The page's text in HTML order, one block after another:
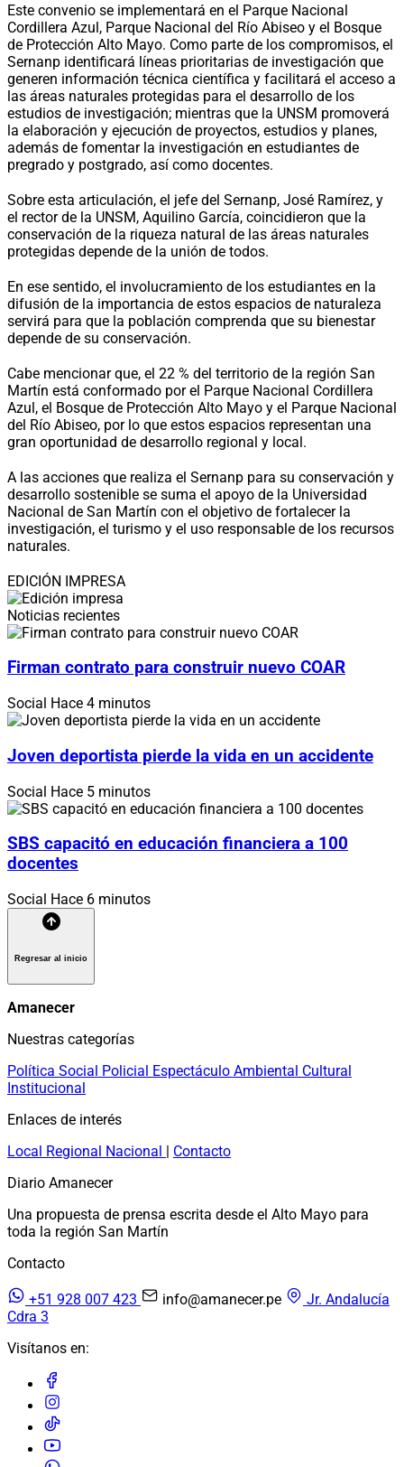
Este convenio se implementará en el Parque Nacional
Cordillera Azul, Parque Nacional del Río Abiseo y el Bosque
de Protección Alto Mayo. Como parte de los compromisos, el
Sernanp identificará líneas prioritarias de investigación que
generen información técnica científica y facilitará el acceso a
las áreas naturales protegidas para el desarrollo de los
estudios de investigación; mientras que la UNSM promoverá
la elaboración y ejecución de proyectos, estudios y planes,
además de fomentar la investigación en estudiantes de
pregrado y postgrado, así como docentes.
Sobre esta articulación, el jefe del Sernanp, José Ramírez, y
el rector de la UNSM, Aquilino García, coincidieron que la
conservación de la riqueza natural de las áreas naturales
protegidas depende de la unión de todos.
En ese sentido, el involucramiento de los estudiantes en la
difusión de la importancia de estos espacios de naturaleza
servirá para que la población comprenda que su bienestar
depende de su conservación.
Cabe mencionar que, el 22 % del territorio de la región San
Martín está conformado por el Parque Nacional Cordillera
Azul, el Bosque de Protección Alto Mayo y el Parque Nacional
del Río Abiseo, por lo que estos espacios representan una
gran oportunidad de desarrollo regional y local.
A las acciones que realiza el Sernanp para su conservación y
desarrollo sostenible se suma el apoyo de la Universidad
Nacional de San Martín con el objetivo de fortalecer la
investigación, el turismo y el uso responsable de los recursos
naturales.
EDICIÓN IMPRESA
Noticias recientes
Firman contrato para construir nuevo COAR
Social Hace 4 minutos
Joven deportista pierde la vida en un accidente
Social Hace 5 minutos
SBS capacitó en educación financiera a 100
docentes
Social Hace 6 minutos
Regresar al inicio
Amanecer
Nuestras categorías
Política Social Policial Espectáculo Ambiental Cultural
Institucional
Enlaces de interés
Local Regional Nacional | Contacto
Diario Amanecer
Una propuesta de prensa escrita desde el Alto Mayo para
toda la región San Martín
Contacto
+51 928 007 423 info@amanecer.pe
Jr. Andalucía
Cdra 3
Visítanos en: